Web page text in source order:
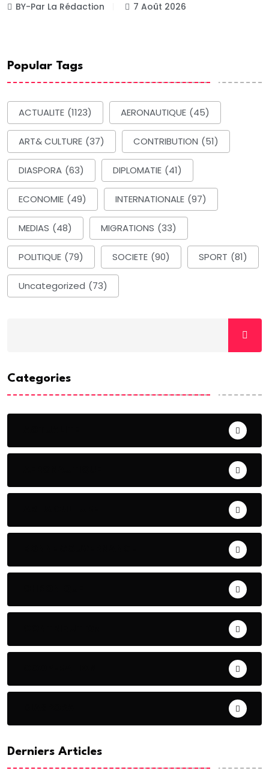
BY-Par La Rédaction 7 Août 2026
Popular Tags
ACTUALITE (1123) AERONAUTIQUE (45)
ART& CULTURE (37) CONTRIBUTION (51)
DIASPORA (63) DIPLOMATIE (41)
ECONOMIE (49) INTERNATIONALE (97)
MEDIAS (48) MIGRATIONS (33)
POLITIQUE (79) SOCIETE (90) SPORT (81)
Uncategorized (73)
Categories
Derniers Articles